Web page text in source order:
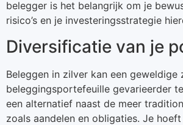
belegger is het belangrijk om je
risico’s en je investeringsstrategie
Diversificatie van je
Beleggen in zilver kan een geweldige
beleggingsportefeuille gevarieerder
een alternatief naast de meer
zoals aandelen en obligaties. Je